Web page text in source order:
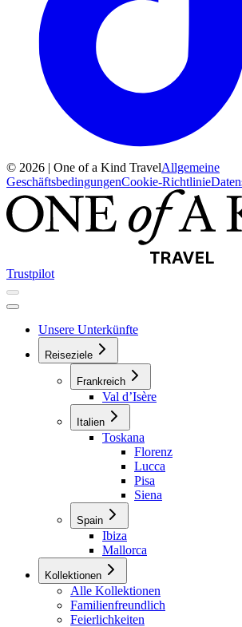
© 2026 | One of a Kind TravelAllgemeine
GeschäftsbedingungenCookie-Richtlinie
Trustpilot
Unsere Unterkünfte
Reiseziele
Frankreich
Val d’Isère
Italien
Toskana
Florenz
Lucca
Pisa
Siena
Spain
Ibiza
Mallorca
Kollektionen
Alle Kollektionen
Familienfreundlich
Feierlichkeiten